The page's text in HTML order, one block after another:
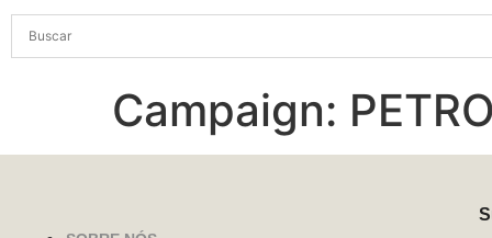
Campaign: